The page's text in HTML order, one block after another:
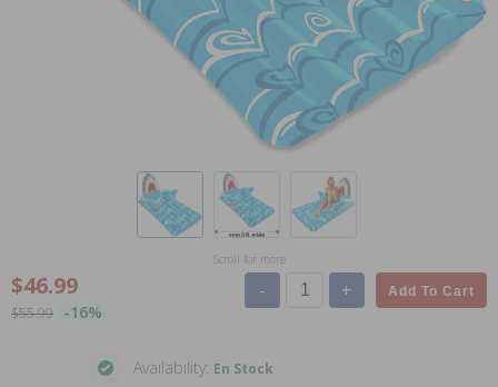
Scroll for more
$46.99
$55.99 -16%
- + Add To Cart
Availability: En Stock